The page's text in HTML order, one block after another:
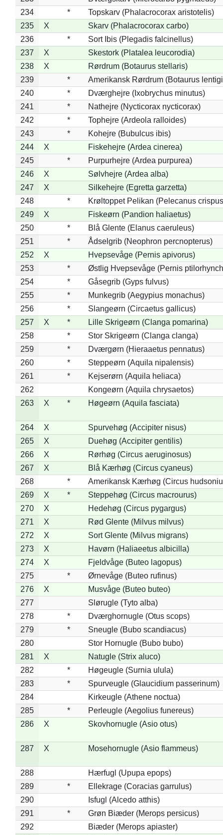
234
*
Topskarv (Phalacrocorax aristotelis)
235
X
Skarv (Phalacrocorax carbo)
236
*
Sort Ibis (Plegadis falcinellus)
237
X
Skestork (Platalea leucorodia)
238
X
Rørdrum (Botaurus stellaris)
239
*
Amerikansk Rørdrum (Botaurus
240
*
Dværghejre (Ixobrychus minutus)
241
*
Nathejre (Nycticorax nycticorax)
242
*
Tophejre (Ardeola ralloides)
243
*
Kohejre (Bubulcus ibis)
244
X
Fiskehejre (Ardea cinerea)
245
*
Purpurhejre (Ardea purpurea)
246
X
Sølvhejre (Ardea alba)
247
X
Silkehejre (Egretta garzetta)
248
*
Krøltoppet Pelikan (Pelecanus
249
X
Fiskeørn (Pandion haliaetus)
250
*
Blå Glente (Elanus caeruleus)
251
*
Ådselgrib (Neophron percnopterus)
252
X
Hvepsevåge (Pernis apivorus)
253
*
Østlig Hvepsevåge (Pernis
254
*
Gåsegrib (Gyps fulvus)
255
*
Munkegrib (Aegypius monachus)
256
*
Slangeørn (Circaetus gallicus)
257
X *
Lille Skrigeørn (Clanga pomarina)
258
*
Stor Skrigeørn (Clanga clanga)
259
*
Dværgørn (Hieraaetus pennatus)
260
*
Steppeørn (Aquila nipalensis)
261
*
Kejserørn (Aquila heliaca)
262
Kongeørn (Aquila chrysaetos)
263
X * Høgeørn (Aquila fasciata)
264 X
Spurvehøg (Accipiter nisus)
265
X
Duehøg (Accipiter gentilis)
266
X
Rørhøg (Circus aeruginosus)
267
X
Blå Kærhøg (Circus cyaneus)
268
*
Amerikansk Kærhøg (Circus
269
X *
Steppehøg (Circus macrourus)
270
X
Hedehøg (Circus pygargus)
271
X
Rød Glente (Milvus milvus)
272
X
Sort Glente (Milvus migrans)
273
X
Havørn (Haliaeetus albicilla)
274
X
Fjeldvåge (Buteo lagopus)
275
*
Ørnevåge (Buteo rufinus)
276
X
Musvåge (Buteo buteo)
277
Slørugle (Tyto alba)
278
*
Dværghornugle (Otus scops)
279
*
Sneugle (Bubo scandiacus)
280
Stor Hornugle (Bubo bubo)
281
X
Natugle (Strix aluco)
282
*
Høgeugle (Surnia ulula)
283
*
Spurveugle (Glaucidium passerinum)
284
Kirkeugle (Athene noctua)
285
*
Perleugle (Aegolius funereus)
286
X Skovhornugle (Asio otus)
287 X Mosehornugle (Asio flammeus)
288
Hærfugl (Upupa epops)
289
*
Ellekrage (Coracias garrulus)
290
Isfugl (Alcedo atthis)
291
*
Grøn Biæder (Merops persicus)
292
Biæder (Merops apiaster)